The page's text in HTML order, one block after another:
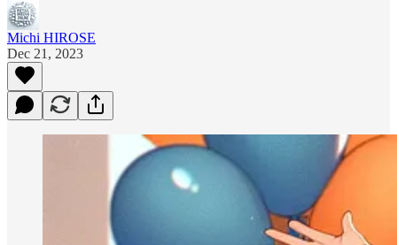
Michi HIROSE
Dec 21, 2023